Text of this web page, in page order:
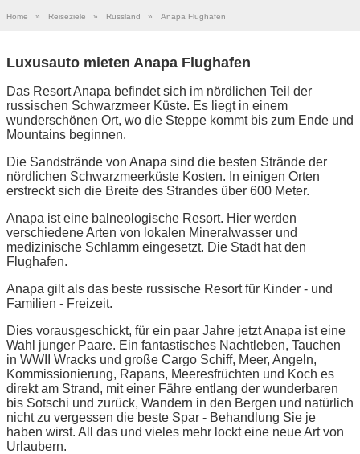
Home » Reiseziele » Russland » Anapa Flughafen
Luxusauto mieten Anapa Flughafen
Das Resort Anapa befindet sich im nördlichen Teil der
russischen Schwarzmeer Küste. Es liegt in einem
wunderschönen Ort, wo die Steppe kommt bis zum Ende und
Moun­tains beginnen.
Die Sandstrände von Anapa sind die besten Strände der
nördlichen Schwarzmeerküste Kosten. In einigen Orten
erstreckt sich die Breite des Strandes über 600 Meter.
Anapa ist eine balneologische Resort. Hier werden
verschiedene Arten von lokalen Mineralwasser und
medizinische Schlamm eingesetzt. Die Stadt hat den
Flughafen.
Anapa gilt als das beste russische Resort für Kinder - und
Familien - Freizeit.
Dies vorausgeschickt, für ein paar Jahre jetzt Anapa ist eine
Wahl junger Paare. Ein fantastisches Nachtleben, Tauchen
in WWII Wracks und große Cargo Schiff, Meer, Angeln,
Kommissionierung, Rapans, Meeresfrüchten und Koch es
direkt am Strand, mit einer Fähre entlang der wunderbaren
bis Sotschi und zurück, Wandern in den Bergen und natürlich
nicht zu vergessen die beste Spar - Behandlung Sie je
haben wirst. All das und vieles mehr lockt eine neue Art von
Urlaubern.